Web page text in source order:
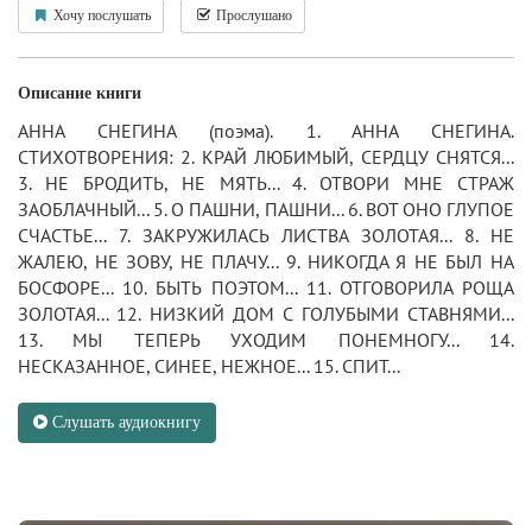
Хочу послушать Прослушано
Описание книги
АННА СНЕГИНА (поэма). 1. АННА СНЕГИНА.
СТИХОТВОРЕНИЯ: 2. КРАЙ ЛЮБИМЫЙ, СЕРДЦУ СНЯТСЯ...
3. НЕ БРОДИТЬ, НЕ МЯТЬ... 4. ОТВОРИ МНЕ СТРАЖ
ЗАОБЛАЧНЫЙ... 5. О ПАШНИ, ПАШНИ... 6. ВОТ ОНО ГЛУПОЕ
СЧАСТЬЕ... 7. ЗАКРУЖИЛАСЬ ЛИСТВА ЗОЛОТАЯ... 8. НЕ
ЖАЛЕЮ, НЕ ЗОВУ, НЕ ПЛАЧУ... 9. НИКОГДА Я НЕ БЫЛ НА
БОСФОРЕ... 10. БЫТЬ ПОЭТОМ... 11. ОТГОВОРИЛА РОЩА
ЗОЛОТАЯ... 12. НИЗКИЙ ДОМ С ГОЛУБЫМИ СТАВНЯМИ...
13. МЫ ТЕПЕРЬ УХОДИМ ПОНЕМНОГУ... 14.
НЕСКАЗАННОЕ, СИНЕЕ, НЕЖНОЕ... 15. СПИТ...
Слушать аудиокнигу